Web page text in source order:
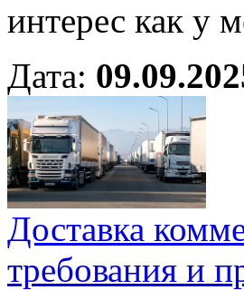
интерес как у
Дата:
Доставка
требования и